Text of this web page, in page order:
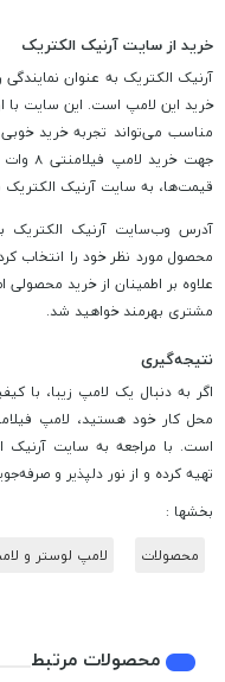
خرید از سایت آرنیک الکتریک
آرنیک الکتریک به عنوان
خرید این لامپ است. این سایت
مناسب می‌تواند تجربه خرید
قیمت‌ها، به سایت آرنیک الکتریک
آدرس وب‌سایت آرنیک الکتریک
محصول مورد نظر خود را انتخاب
علاوه بر اطمینان از خرید
مشتری بهرمند خواهید شد.
نتیجه‌گیری
اگر به دنبال یک لامپ زیبا، با
است. با مراجعه به سایت آرنیک
تهیه کرده و از نور دلپذیر و
بخشها :
محصولات
لامپ لوستر و
محصولات مرتبط